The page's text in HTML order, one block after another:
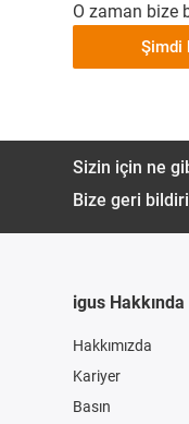
O zaman bize
Şimdi
Sizin için ne
Bize geri
igus Hakkında
Hakkımızda
Kariyer
Basın